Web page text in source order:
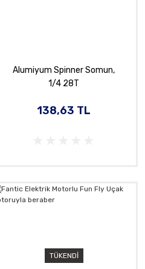
Alumiyum Spinner Somun,
1/4 28T
138,63 TL
TÜKENDİ